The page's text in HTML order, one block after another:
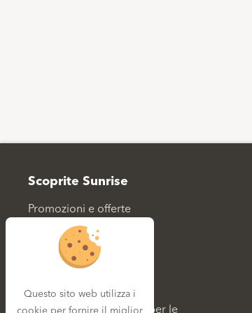
Questo sito web utilizza i
cookie per fornire il miglior
Scoprite Sunrise
Promozioni e offerte
Dispositivi
World of Apple
Roaming: tariffe e costi per le